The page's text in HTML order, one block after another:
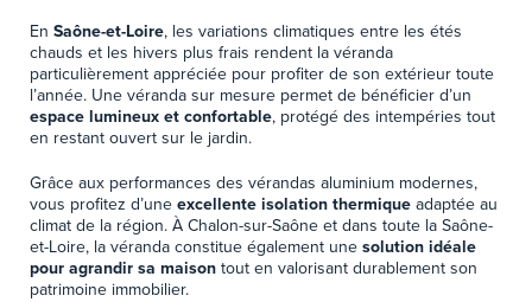
En Saône-et-Loire, les variations climatiques entre les étés
chauds et les hivers plus frais rendent la véranda
particulièrement appréciée pour profiter de son extérieur toute
l’année. Une véranda sur mesure permet de bénéficier d’un
espace lumineux et confortable, protégé des intempéries tout
en restant ouvert sur le jardin.
Grâce aux performances des vérandas aluminium modernes,
vous profitez d’une excellente isolation thermique adaptée au
climat de la région. À Chalon-sur-Saône et dans toute la Saône-
et-Loire, la véranda constitue également une solution idéale
pour agrandir sa maison tout en valorisant durablement son
patrimoine immobilier.